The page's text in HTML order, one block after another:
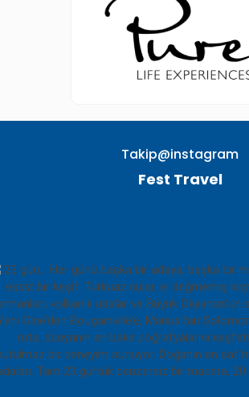
Takip@instagram
Fest Travel